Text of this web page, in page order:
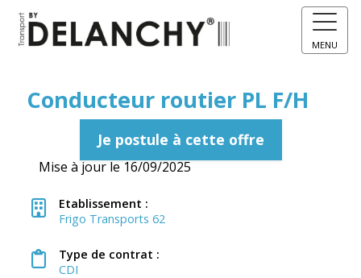
MENU
Conducteur routier PL F/H
Je postule à cette offre
Mise à jour le 16/09/2025
Etablissement :
Frigo Transports 62
Type de contrat :
CDI